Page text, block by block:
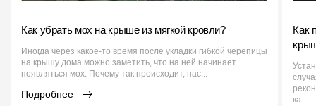
Как убрать мох на крыше из мягкой кровли?
Иногда через какое-то время после укладки гибкой черепицы
на крышу дома можно заметить, что на ней начинает
появляться мох. Почему так происходит, нас...
Подробнее
Как
ка...